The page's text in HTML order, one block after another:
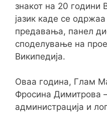
знакот на 20 години
јазик каде се
предавања, панел
споделување на
Википедија.
Оваа година, Глам
Фросина Димитрова
администрација и